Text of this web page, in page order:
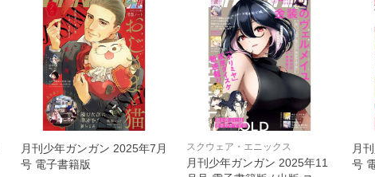
月刊少年ガンガン 2025年7月
号 電子書籍版
スクウェア・エニックス
月刊少年ガンガン 2025年11
月
号